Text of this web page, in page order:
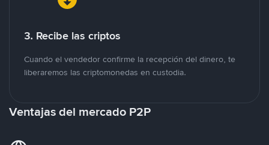
3. Recibe las criptos
Cuando el vendedor confirme la recepción del dinero, te
liberaremos las criptomonedas en custodia.
Ventajas del mercado P2P